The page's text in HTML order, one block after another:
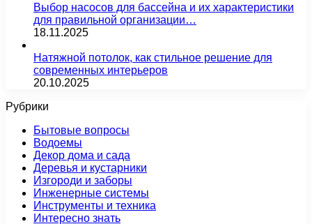
Выбор насосов для бассейна и их характеристики
для правильной организации…
18.11.2025
Натяжной потолок, как стильное решение для
современных интерьеров
20.10.2025
Рубрики
Бытовые вопросы
Водоемы
Декор дома и сада
Деревья и кустарники
Изгороди и заборы
Инженерные системы
Инструменты и техника
Интересно знать